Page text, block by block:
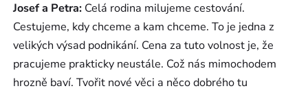
Josef a Petra: Celá rodina milujeme cestování.
Cestujeme, kdy chceme a kam chceme. To je jedna z
velikých výsad podnikání. Cena za tuto volnost je, že
pracujeme prakticky neustále. Což nás mimochodem
hrozně baví. Tvořit nové věci a něco dobrého tu